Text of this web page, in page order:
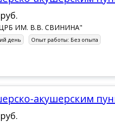
ИМ. В.В. СВИНИНА"
день Опыт работы: Без опыта
акушерским